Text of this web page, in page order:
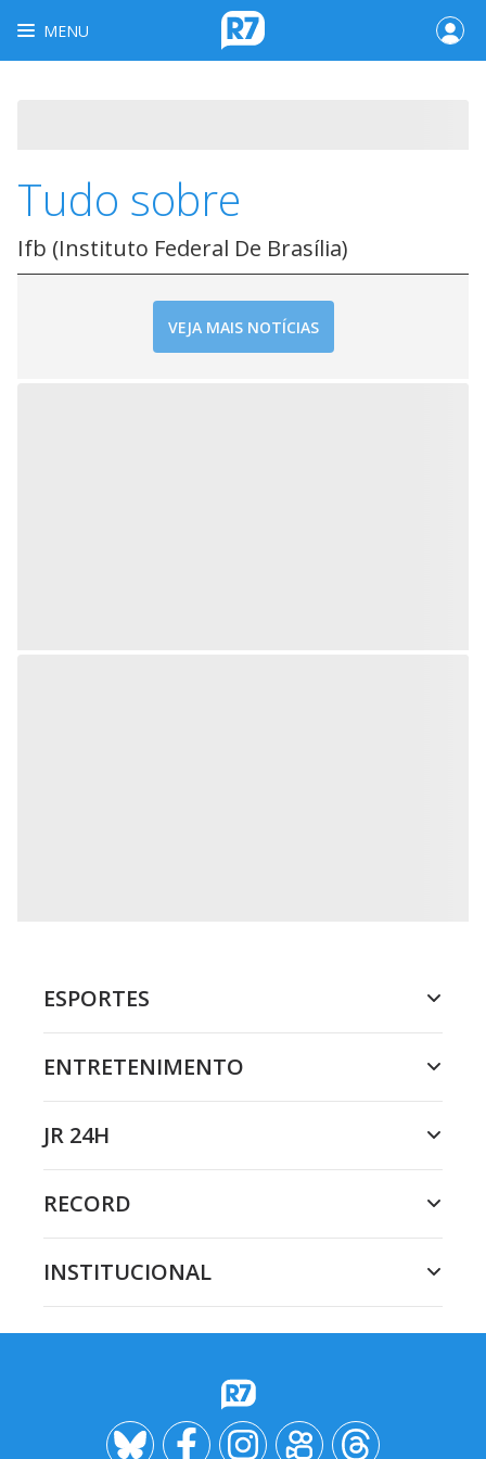
MENU
Tudo sobre
Ifb (Instituto Federal De Brasília)
VEJA MAIS NOTÍCIAS
ESPORTES
ENTRETENIMENTO
JR 24H
RECORD
INSTITUCIONAL